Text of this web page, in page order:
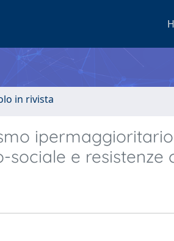
in rivista
e resistenze